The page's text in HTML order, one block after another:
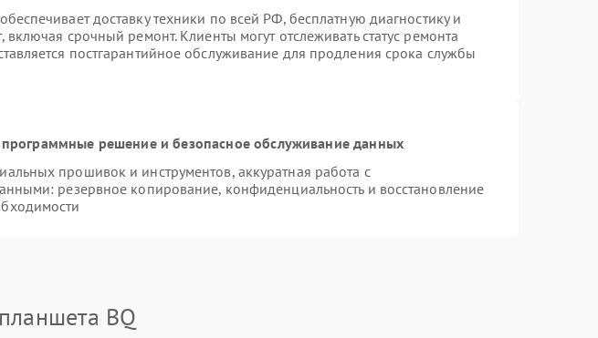
доставку техники по всей РФ, бесплатную диагностику и
включая срочный ремонт. Клиенты могут отслеживать статус ремонта
постгарантийное обслуживание для продления срока службы
решение и безопасное обслуживание данных
прошивок и инструментов, аккуратная работа с
резервное копирование, конфиденциальность и восстановление
BQ